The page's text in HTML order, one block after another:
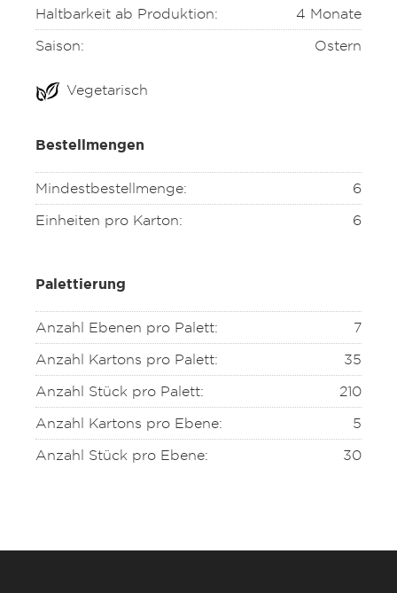
Haltbarkeit ab Produktion:
4 Monate
Saison:
Ostern
Vegetarisch
Bestellmengen
Mindestbestellmenge:
6
Einheiten pro Karton:
6
Palettierung
Anzahl Ebenen pro Palett:
7
Anzahl Kartons pro Palett:
35
Anzahl Stück pro Palett:
210
Anzahl Kartons pro Ebene:
5
Anzahl Stück pro Ebene:
30